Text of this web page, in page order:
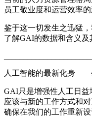
员工敬业度和运营效率的
鉴于这一切发生之迅猛
了解GAI的数据和含义及
人工智能的最新化身——
GAI只是增强性人工日
应该与新的工作方式和
确保在我们的工作重新